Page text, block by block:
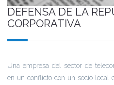
DEFENSA DE LA
CORPORATIVA
Una empresa del sector de
en un conflicto con un socio local